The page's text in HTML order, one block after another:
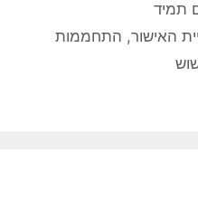
תמיד
האישור, התחממות